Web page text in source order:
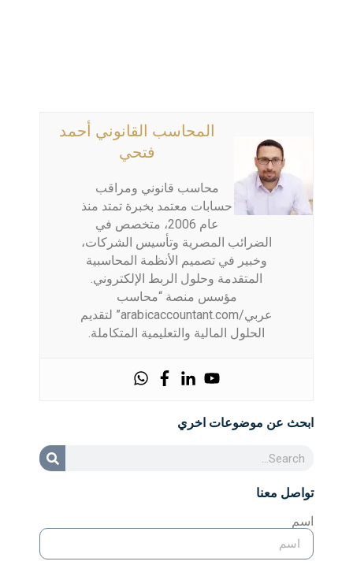
المحاسب القانوني أحمد
فتحي
محاسب قانوني ومراقب
حسابات معتمد بخبرة تمتد منذ
عام 2006، متخصص في
الضرائب المصرية وتأسيس الشركات،
وخبير في تصميم الأنظمة المحاسبية
المتقدمة وحلول الربط الإلكتروني.
مؤسس منصة “محاسب
عربي/arabicaccountant.com” لتقديم
الحلول المالية والتعليمية المتكاملة.
ابحث عن موضوعات اخري
تواصل معنا
اسم